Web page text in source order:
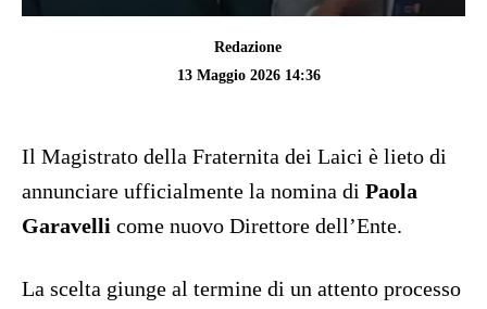
Redazione
13 Maggio 2026 14:36
Il Magistrato della Fraternita dei Laici è lieto di
annunciare ufficialmente la nomina di Paola
Garavelli come nuovo Direttore dell’Ente.
La scelta giunge al termine di un attento processo